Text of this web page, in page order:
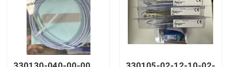
Werksbesichtigung
Kontakt mit uns